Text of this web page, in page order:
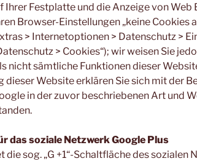
Ihrer Festplatte und die Anzeige von Web
Browser-Einstellungen „keine Cookies
> Internetoptionen > Datenschutz >
> Cookies“); wir weisen Sie
nicht sämtliche Funktionen dieser
dieser Website erklären Sie sich mit der
in der zuvor beschriebenen Art und
das soziale Netzwerk Google Plus
sog. „G +1“-Schaltfläche des sozialen